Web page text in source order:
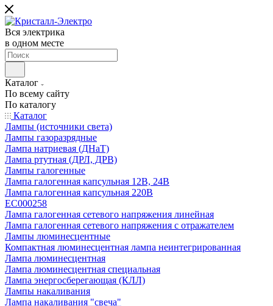
Вся электрика
в одном месте
Каталог
По всему сайту
По каталогу
Каталог
Лампы (источники света)
Лампы газоразрядные
Лампа натриевая (ДНаТ)
Лампа ртутная (ДРЛ, ДРВ)
Лампы галогенные
Лампа галогенная капсульная 12В, 24В
Лампа галогенная капсульная 220В
EC000258
Лампа галогенная сетевого напряжения линейная
Лампа галогенная сетевого напряжения с отражателем
Лампы люминесцентные
Компактная люминесцентная лампа неинтегрированная
Лампа люминесцентная
Лампа люминесцентная специальная
Лампа энергосберегающая (КЛЛ)
Лампы накаливания
Лампа накаливания "свеча"